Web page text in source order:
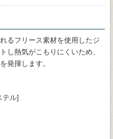
るフリース素材を使用したジ
し熱気がこもりにくいため、
発揮します。
テル]